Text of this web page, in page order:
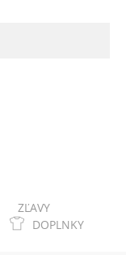
ZĽAVY
DOPLNKY